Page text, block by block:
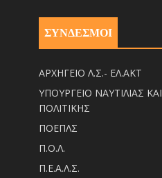
ΣΥΝΔΕΣΜΟΙ
ΑΡΧΗΓΕΙΟ Λ.Σ.- ΕΛ.ΑΚΤ
ΥΠΟΥΡΓΕΙΟ ΝΑΥΤΙΛΙΑΣ
ΠΟΛΙΤΙΚΗΣ
ΠΟΕΠΛΣ
Π.Ο.Λ.
Π.Ε.Α.Λ.Σ.